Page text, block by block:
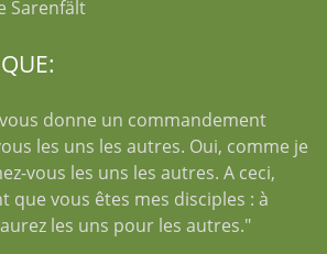
Sarenfält
vous donne un commandement
les uns les autres. Oui, comme je
vous les uns les autres. A ceci,
vous êtes mes disciples : à
les uns pour les autres."